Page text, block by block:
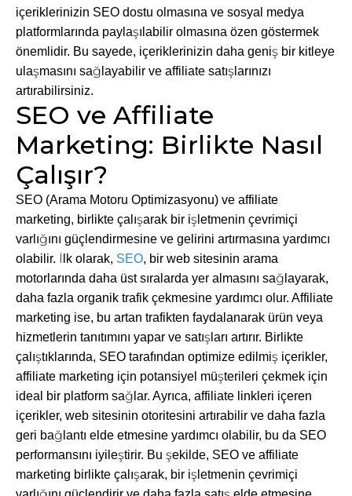
içeriklerinizin SEO dostu olmasına ve sosyal medya
platformlarında paylaşılabilir olmasına özen göstermek
önemlidir. Bu sayede, içeriklerinizin daha geniş bir kitleye
ulaşmasını sağlayabilir ve affiliate satışlarınızı
artırabilirsiniz.
SEO ve Affiliate
Marketing: Birlikte Nasıl
Çalışır?
SEO (Arama Motoru Optimizasyonu) ve affiliate
marketing, birlikte çalışarak bir işletmenin çevrimiçi
varlığını güçlendirmesine ve gelirini artırmasına yardımcı
olabilir. İlk olarak, SEO, bir web sitesinin arama
motorlarında daha üst sıralarda yer almasını sağlayarak,
daha fazla organik trafik çekmesine yardımcı olur. Affiliate
marketing ise, bu artan trafikten faydalanarak ürün veya
hizmetlerin tanıtımını yapar ve satışları artırır. Birlikte
çalıştıklarında, SEO tarafından optimize edilmiş içerikler,
affiliate marketing için potansiyel müşterileri çekmek için
ideal bir platform sağlar. Ayrıca, affiliate linkleri içeren
içerikler, web sitesinin otoritesini artırabilir ve daha fazla
geri bağlantı elde etmesine yardımcı olabilir, bu da SEO
performansını iyileştirir. Bu şekilde, SEO ve affiliate
marketing birlikte çalışarak, bir işletmenin çevrimiçi